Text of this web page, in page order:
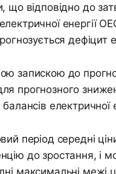
що відповідно до
енергії
дефіцит
запискою до
прогнозного
електричної
період середні
до зростання, і
максимальні межі